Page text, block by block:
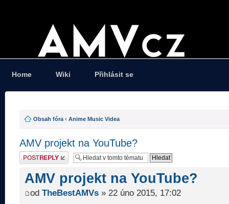
Home Wiki Přihlásit se
Obsah fóra ‹ Anime Music Videa
AMV projekt na YouTube?
Odeslat odpověď
AMV projekt na YouTube?
od TheBestAMVs » 22 úno 2015, 17:02